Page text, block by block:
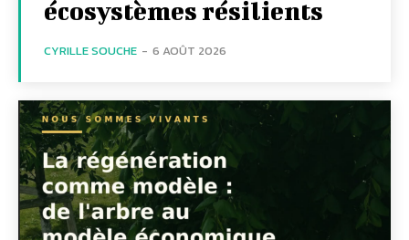
écosystèmes résilients
CYRILLE SOUCHE - 6 AOÛT 2026